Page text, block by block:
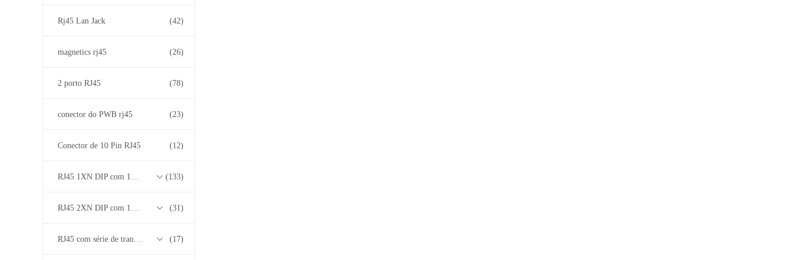
Rj45 Lan Jack (42)
magnetics rj45 (26)
2 porto RJ45 (78)
conector do PWB rj45 (23)
Conector de 10 Pin RJ45 (12)
RJ45 1XN DIP com 10/100/1000M Base-T Transformer Series (133)
RJ45 2XN DIP com 10/100/1000M Base-T Transformer Series (31)
RJ45 com série de transformadores base-T 2.5G/5G/10G (17)